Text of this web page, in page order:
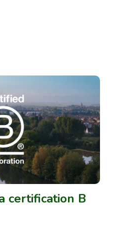
certification B